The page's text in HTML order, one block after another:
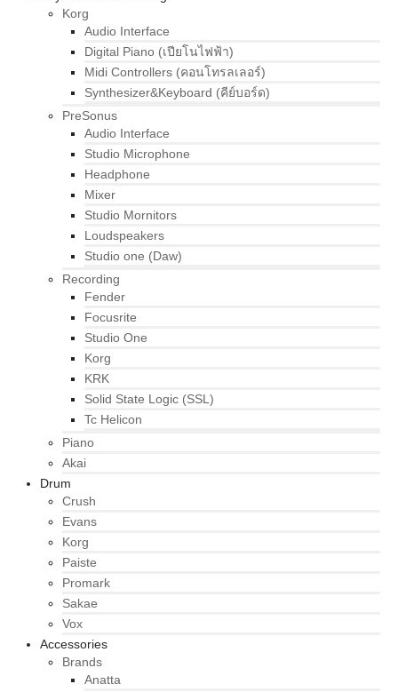
Korg
Audio Interface
Digital Piano (เปียโนไฟฟ้า)
Midi Controllers (คอนโทรลเลอร์)
Synthesizer&Keyboard (คีย์บอร์ด)
PreSonus
Audio Interface
Studio Microphone
Headphone
Mixer
Studio Mornitors
Loudspeakers
Studio one (Daw)
Recording
Fender
Focusrite
Studio One
Korg
KRK
Solid State Logic (SSL)
Tc Helicon
Piano
Akai
Drum
Crush
Evans
Korg
Paiste
Promark
Sakae
Vox
Accessories
Brands
Anatta